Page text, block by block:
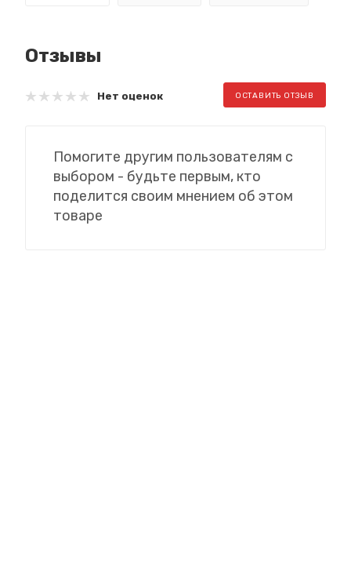
Отзывы
Нет оценок ОСТАВИТЬ ОТЗЫВ
Помогите другим пользователям с
выбором - будьте первым, кто
поделится своим мнением об этом
товаре